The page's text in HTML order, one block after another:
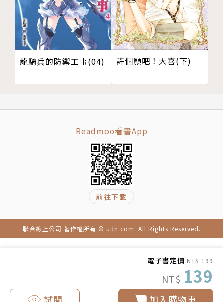
電子書定價 NT$ 199
NT$ 139
加入購物車
試閱
龍騎兵的防禦工事(04) 許個願吧！大喜(下)
Readmoo看書App
前往下載
聯合線上公司 著作權所有 © udn.com. All Rights Reserved.